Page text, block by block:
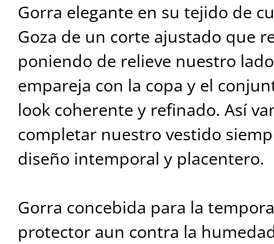
Gorra elegante en su tejido de
Goza de un corte ajustado que
poniendo de relieve nuestro
empareja con la copa y el
look coherente y refinado. Así
completar nuestro vestido
diseño intemporal y placentero.
Gorra concebida para la
protector aun contra la